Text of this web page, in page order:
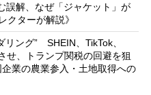
誤解、なぜ「ジャケット」が
クターが解説》
リング” SHEIN、TikTok、
、トランプ関税の回避を狙
業の農業参入・土地取得への